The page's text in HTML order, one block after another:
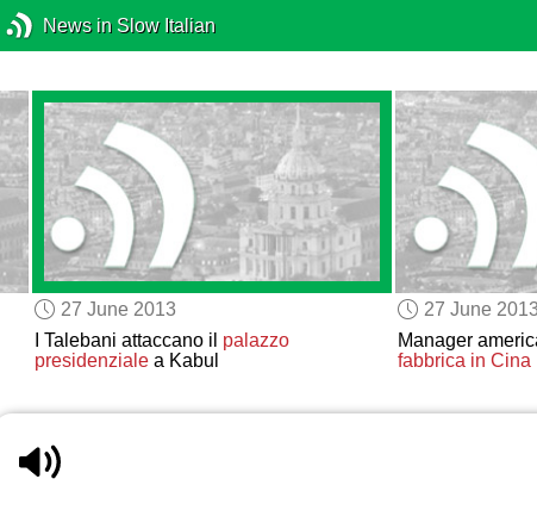
News in Slow Italian
27 June 2013
I Talebani attaccano il palazzo
presidenzialea Kabul
27 June 2013
Manager
fabbrica in Cina